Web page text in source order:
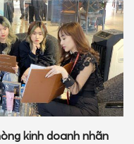
kinh doanh nhãn